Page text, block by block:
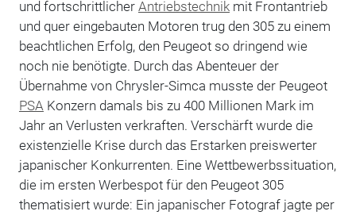
und fortschrittlicher Antriebstechnikmit Frontantrieb
und quer eingebauten Motoren trug den 305 zu einem
beachtlichen Erfolg, den Peugeot so dringend wie
noch nie benötigte. Durch das Abenteuer der
Übernahme von Chrysler-Simca musste der Peugeot
PSA Konzern damals bis zu 400 Millionen Mark im
Jahr an Verlusten verkraften. Verschärft wurde die
existenzielle Krise durch das Erstarken preiswerter
japanischer Konkurrenten. Eine Wettbewerbssituation,
die im ersten Werbespot für den Peugeot 305
thematisiert wurde: Ein japanischer Fotograf jagte per